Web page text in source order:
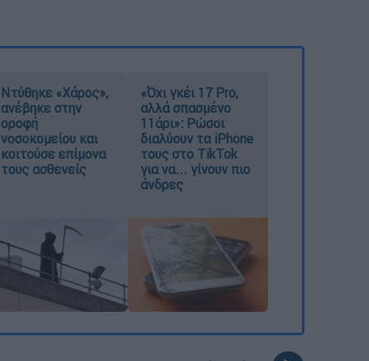
Ντύθηκε «Χάρος»,
ανέβηκε στην
οροφή
νοσοκομείου και
κοιτούσε επίμονα
τους ασθενείς
«Όχι γκέι 17 Pro,
αλλά σπασμένο
11άρι»: Ρώσοι
διαλύουν τα iPhone
τους στο TikTok
για να... γίνουν πιο
άνδρες